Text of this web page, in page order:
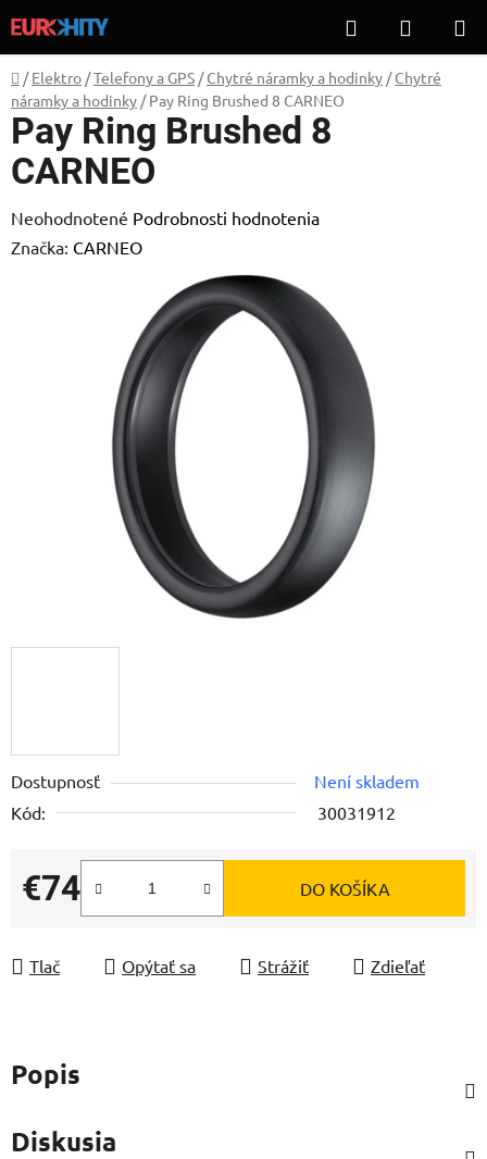
na
obsah
Hľadať
KOŠÍK
Domov
/ Elektro /Telefony a GPS / Chytré náramky a hodinky / Chytré
náramky a hodinky / Pay Ring Brushed 8 CARNEO
Dostupnosť
Není skladem
Kód:
30031912
€74
Jednotková cena:
DO KOŠÍKA
Tlač Opýtať sa Strážiť Zdieľať
Pay Ring Brushed 8
CARNEO
Priemerné
hodnotenie
Neohodnotené Podrobnosti hodnotenia
Značka: CARNEO
Popis
Diskusia